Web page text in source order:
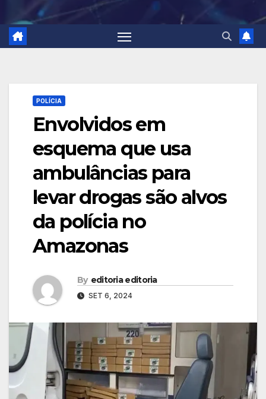
POLÍCIA
Envolvidos em
esquema que usa
ambulâncias para
levar drogas são alvos
da polícia no
Amazonas
By editoria editoria
SET 6, 2024